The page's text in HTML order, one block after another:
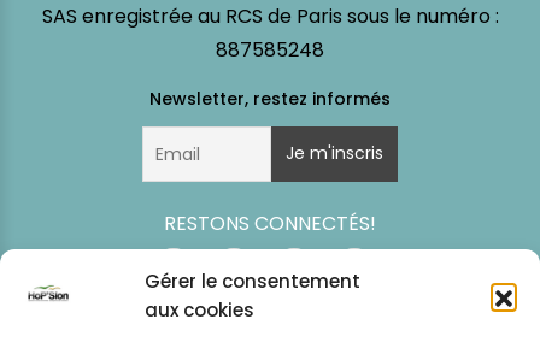
Gérer le consentement
aux cookies
SAS enregistrée au RCS de Paris sous le numéro :
887585248
RESTONS CONNECTÉS!